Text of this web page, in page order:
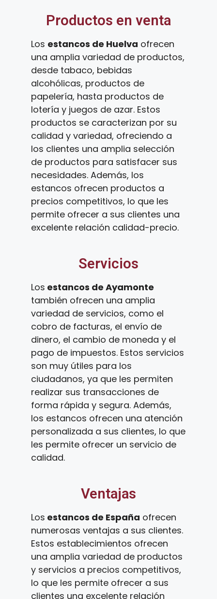
Productos en venta
Los estancos de Huelva ofrecen
una amplia variedad de productos,
desde tabaco, bebidas
alcohólicas, productos de
papelería, hasta productos de
lotería y juegos de azar. Estos
productos se caracterizan por su
calidad y variedad, ofreciendo a
los clientes una amplia selección
de productos para satisfacer sus
necesidades. Además, los
estancos ofrecen productos a
precios competitivos, lo que les
permite ofrecer a sus clientes una
excelente relación calidad-precio.
Servicios
Los estancos de Ayamonte
también ofrecen una amplia
variedad de servicios, como el
cobro de facturas, el envío de
dinero, el cambio de moneda y el
pago de impuestos. Estos servicios
son muy útiles para los
ciudadanos, ya que les permiten
realizar sus transacciones de
forma rápida y segura. Además,
los estancos ofrecen una atención
personalizada a sus clientes, lo que
les permite ofrecer un servicio de
calidad.
Ventajas
Los estancos de España ofrecen
numerosas ventajas a sus clientes.
Estos establecimientos ofrecen
una amplia variedad de productos
y servicios a precios competitivos,
lo que les permite ofrecer a sus
clientes una excelente relación